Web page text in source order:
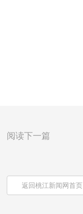
阅读下一篇
返回桃江新闻网首页